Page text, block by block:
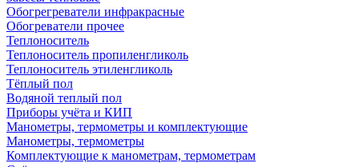
Обогрегреватели инфракрасные
Обогреватели прочее
Теплоноситель
Теплоноситель пропиленгликоль
Теплоноситель этиленгликоль
Тёплый пол
Водяной теплый пол
Приборы учёта и КИП
Манометры, термометры и комплектующие
Манометры, термометры
Комплектующие к манометрам, термометрам